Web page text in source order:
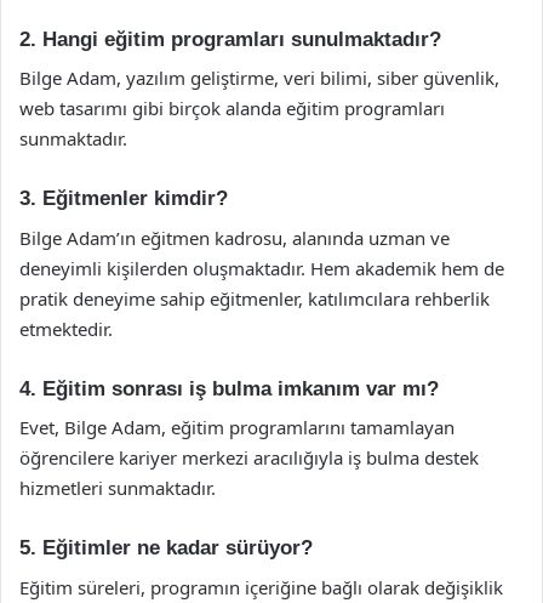
2. Hangi eğitim programları sunulmaktadır?
Bilge Adam, yazılım geliştirme, veri bilimi, siber güvenlik,
web tasarımı gibi birçok alanda eğitim programları
sunmaktadır.
3. Eğitmenler kimdir?
Bilge Adam’ın eğitmen kadrosu, alanında uzman ve
deneyimli kişilerden oluşmaktadır. Hem akademik hem de
pratik deneyime sahip eğitmenler, katılımcılara rehberlik
etmektedir.
4. Eğitim sonrası iş bulma imkanım var mı?
Evet, Bilge Adam, eğitim programlarını tamamlayan
öğrencilere kariyer merkezi aracılığıyla iş bulma destek
hizmetleri sunmaktadır.
5. Eğitimler ne kadar sürüyor?
Eğitim süreleri, programın içeriğine bağlı olarak değişiklik